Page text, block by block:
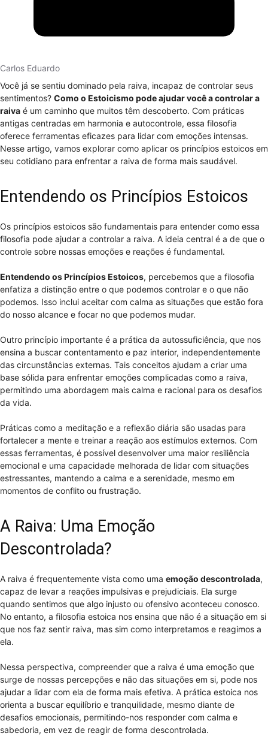
Carlos Eduardo
Você já se sentiu dominado pela raiva, incapaz de controlar seus
sentimentos? Como o Estoicismo pode ajudar você a controlar a
raiva é um caminho que muitos têm descoberto. Com práticas
antigas centradas em harmonia e autocontrole, essa filosofia
oferece ferramentas eficazes para lidar com emoções intensas.
Nesse artigo, vamos explorar como aplicar os princípios estoicos em
seu cotidiano para enfrentar a raiva de forma mais saudável.
Entendendo os Princípios Estoicos
Os princípios estoicos são fundamentais para entender como essa
filosofia pode ajudar a controlar a raiva. A ideia central é a de que o
controle sobre nossas emoções e reações é fundamental.
Entendendo os Princípios Estoicos, percebemos que a filosofia
enfatiza a distinção entre o que podemos controlar e o que não
podemos. Isso inclui aceitar com calma as situações que estão fora
do nosso alcance e focar no que podemos mudar.
Outro princípio importante é a prática da autossuficiência, que nos
ensina a buscar contentamento e paz interior, independentemente
das circunstâncias externas. Tais conceitos ajudam a criar uma
base sólida para enfrentar emoções complicadas como a raiva,
permitindo uma abordagem mais calma e racional para os desafios
da vida.
Práticas como a meditação e a reflexão diária são usadas para
fortalecer a mente e treinar a reação aos estímulos externos. Com
essas ferramentas, é possível desenvolver uma maior resiliência
emocional e uma capacidade melhorada de lidar com situações
estressantes, mantendo a calma e a serenidade, mesmo em
momentos de conflito ou frustração.
A Raiva: Uma Emoção
Descontrolada?
A raiva é frequentemente vista como uma emoção descontrolada,
capaz de levar a reações impulsivas e prejudiciais. Ela surge
quando sentimos que algo injusto ou ofensivo aconteceu conosco.
No entanto, a filosofia estoica nos ensina que não é a situação em si
que nos faz sentir raiva, mas sim como interpretamos e reagimos a
ela.
Nessa perspectiva, compreender que a raiva é uma emoção que
surge de nossas percepções e não das situações em si, pode nos
ajudar a lidar com ela de forma mais efetiva. A prática estoica nos
orienta a buscar equilíbrio e tranquilidade, mesmo diante de
desafios emocionais, permitindo-nos responder com calma e
sabedoria, em vez de reagir de forma descontrolada.